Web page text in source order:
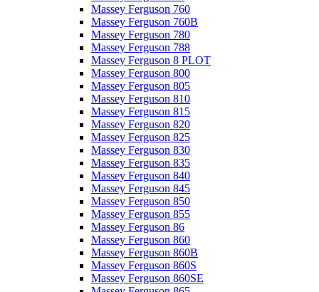
Massey Ferguson 760
Massey Ferguson 760B
Massey Ferguson 780
Massey Ferguson 788
Massey Ferguson 8 PLOT
Massey Ferguson 800
Massey Ferguson 805
Massey Ferguson 810
Massey Ferguson 815
Massey Ferguson 820
Massey Ferguson 825
Massey Ferguson 830
Massey Ferguson 835
Massey Ferguson 840
Massey Ferguson 845
Massey Ferguson 850
Massey Ferguson 855
Massey Ferguson 86
Massey Ferguson 860
Massey Ferguson 860B
Massey Ferguson 860S
Massey Ferguson 860SE